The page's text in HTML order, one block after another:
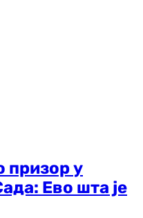
призор у
Ево шта је